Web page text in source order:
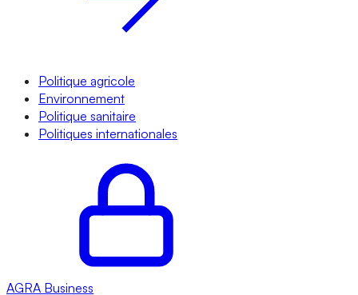
Politique agricole
Environnement
Politique sanitaire
Politiques internationales
AGRA Business